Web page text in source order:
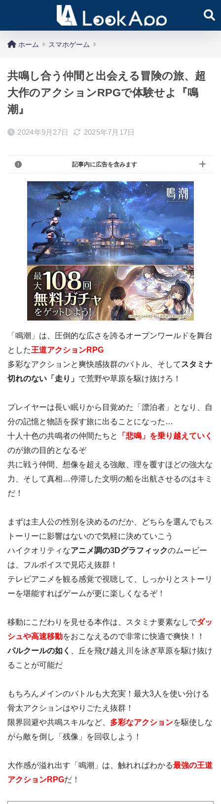
ホーム スマホゲーム
共鳴し合う仲間と出会える冒険の旅、超
大作のアクションRPGで体験せよ『鳴
潮』
2024年9月27日 2025年7月17日
記事内に広告を含みます
「鳴潮」は、圧倒的な広さを誇るオープンワールドを舞台
とした王道アクションRPG
多彩なアクションと爽快感抜群のバトル、そして スタミナ
切れのない「走り」 で荒野や草原を駆け抜けろ！
プレイヤーは長い眠りから目覚めた「漂泊者」となり、自
分の記憶と物語を探す旅に出ることになった…
十人十色の共鳴者の仲間たちと
「悲鳴」を乗り越えていく
のが旅の目的となるぞ
共に戦う仲間、想像を超える強敵、理を覆すほどの強大な
力、そして真相…停滞した文明の船を出航させるのはキミ
だ！
まずは主人公の性別を決めるのだか、どちらを選んでもス
トーリーに影響はないので気軽に決めていこう
ハイクオリティなアニメ調の3Dグラフィックのムービー
は、フルボイスで見応え抜群！
テレビアニメを観る感覚で視聴して、しっかりとストーリ
ーを堪能すればゲームが更に楽しくなるぞ！
移動にこだわりを見せる本作は、スタミナ要素なしでダッ
シュや高速移動をおこなえるので非常に快適で爽快！！
パルクールの如く
、丘を飛び越え川を泳ぎ草原を駆け抜け
ることが可能だ
もちろんメインのバトルも大充実！最大3人を使い分ける
骨太アクションはやりごたえ抜群！
限界回避や共鳴スキルなど、 多彩なアクションを駆使しな
がら敵を倒し「残像」を回収しよう！
大作感が溢れ出す「鳴潮」は、触れればわかる最強の王道
アクションRPGだ！